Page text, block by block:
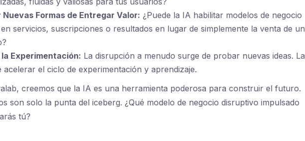
Nuevas Formas de Entregar Valor: ¿Puede la IA habilitar modelos de negocio
servicios, suscripciones o resultados en lugar de simplemente la venta de un
Experimentación: La disrupción a menudo surge de probar nuevas ideas. La
acelerar el ciclo de experimentación y aprendizaje.
creemos que la IA es una herramienta poderosa para construir el futuro.
son solo la punta del iceberg. ¿Qué modelo de negocio disruptivo impulsado
tú?